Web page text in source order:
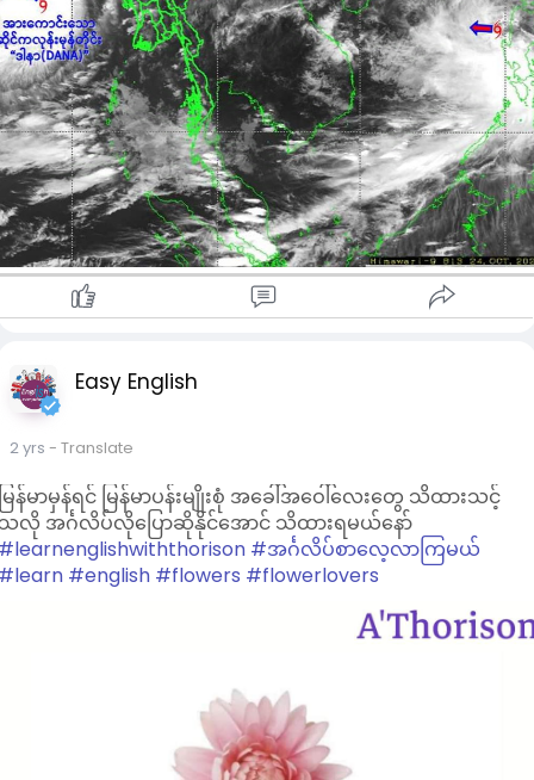
ဆင့် သတ်မှတ်ထားကြောင်း မိုးလေဝသနှင့် ဇလဗေဒညွှန်ကြားမှု
းစီးဌာနက သုံးသပ်ထားသည်။
န်တိုင်းသည် အနောက်ဘက်သို့ဆက်လက်ရွေ့လျားပြီး
ောက်တိုဘာ ၂၅ ရက်မနက်အစောပိုင်းတွင် ဩရိဿပြည်နယ်
ြောက်ပိုင်းနှင့် အနောက်ဘင်္ဂလားပြည်နယ်ကမ်းခြေတို့အား ပူရီမြို့
င့် ဆာဂါကျွန်းတို့အကြား ဒမ်မရာမြို့အနီးမှ ဖြတ်ကျော်နိုင်သည်ဟု
န့်မှန်းထားသည်။
န်တိုင်းအရှိန်ကြောင့် ရှမ်းပြည်အရှေ့ပိုင်းနှင့် ကယားပြည်နယ်တွင်
ေရာကွက်ကျား၊ ကရင်ပြည်နယ်၌ နေရာကျဲကျဲ၊ နေပြည်တော်၊ ပဲခူး၊
မ်းပြည်တောင်ပိုင်း၊ မွန်ပြည်နယ်တို့တွင် နေရာစိပ်စိပ်နှင့် ကျန်တိုင်း
ကွေး၊ ကချင်နှင့် ချင်းပြည်နယ်တို့တွင် နေရာကွက်၍ မိုးကြီးနိုင်
ြောင်းနှင့် ရွာရန်ရာနှုန်းပြည့်ဖြစ်ကြောင်း ထုတ်ပြန်ထားသည်။
ြစ်ဝကျွန်းပေါ်၊ ရခိုင်ကမ်းရိုးတန်းတလျှောက်နှင့် ကမ်းလွန်ပင်လယ်
ြေပြင်လေ တနာရီ မိုင် ၅၀ မှ ၅၅ မိုင်အထိ တိုက်ခတ်နိုင်ကာ လှိုင်း
မြင့် ၁၁ ပေမှ ၁၅ ပေအထိ ရှိနိုင်ကြောင်းနှင့် မုတ္တမကွေ့၊ မွန်-
နင်္သာရီကမ်းရိုးတန်းတလျှောက်နှင့် ကမ်းလွန်ပင်လယ်ပြင်တို့တွင်
ဖန်ရံခါ မိုးသက်လေပြင်း ကျရောက်ပြီး လေတိုက်နှုန်း တနာရီ မိုင်
ကွေး၊ ပဲခူး၊ ရန်ကုန်၊ ဧရာဝတီ၊ တနင်္သာရီ၊ ကရင်နှင့် မွန်ပြည်နယ်တို့
င် နေရာစိပ်စိပ်မှ နေရာအနှံ့အပြားမိုးထစ်ချုန်းရွာမည်ဖြစ်ကြောင်း
ည်း မိုး/ဇလက ဆိုထားသည်။
Easy English
2 yrs - Translate
ြန်မာမှန်ရင် မြန်မာပန်းမျိုးစုံ အခေါ်အဝေါ်လေးတွေ သိထားသင့်
လို အင်္ဂလိပ်လိုပြောဆိုနိုင်အောင် သိထားရမယ်နော်
#အင်္ဂလိပ်စာလေ့လာကြမယ်
#english #flowers #flowerlovers